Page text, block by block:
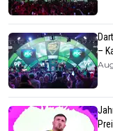
–